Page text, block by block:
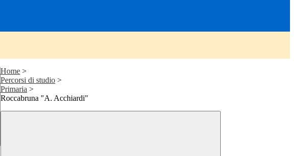
Home >
Percorsi di studio >
Primaria >
Roccabruna "A. Acchiardi"